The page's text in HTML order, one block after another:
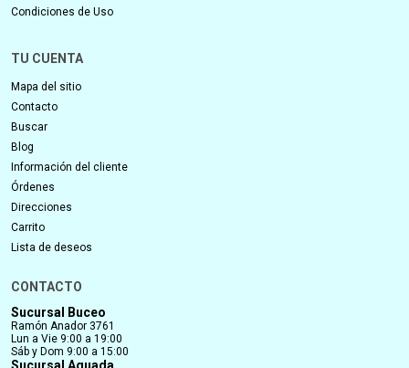
Condiciones de Uso
TU CUENTA
Mapa del sitio
Contacto
Buscar
Blog
Información del cliente
Órdenes
Direcciones
Carrito
Lista de deseos
CONTACTO
Sucursal Buceo
Ramón Anador 3761
Lun a Vie 9:00 a 19:00
Sáb y Dom 9:00 a 15:00